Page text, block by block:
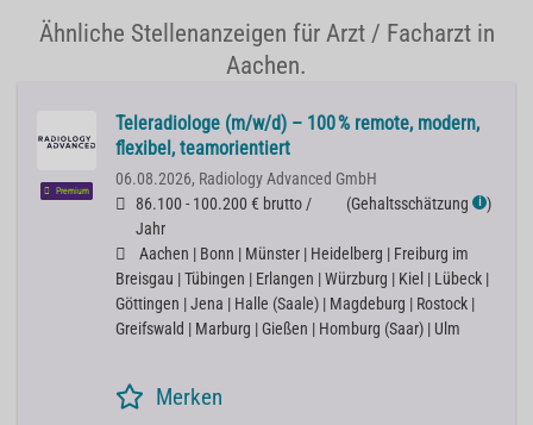
Ähnliche Stellenanzeigen für Arzt / Facharzt in
Aachen.
Premium
Teleradiologe (m/w/d) – 100 % remote, modern,
flexibel, teamorientiert
06.08.2026, Radiology Advanced GmbH
86.100 - 100.200 € brutto /
Jahr
(Gehaltsschätzung ℹ )
Aachen | Bonn | Münster | Heidelberg | Freiburg im
Breisgau | Tübingen | Erlangen | Würzburg | Kiel | Lübeck |
Göttingen | Jena | Halle (Saale) | Magdeburg | Rostock |
Greifswald | Marburg | Gießen | Homburg (Saar) | Ulm
Merken